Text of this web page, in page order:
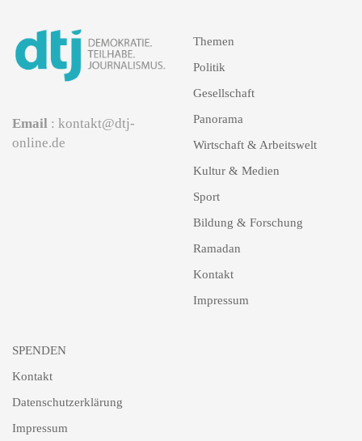
Email : kontakt@dtj-
online.de
Themen
Politik
Gesellschaft
Panorama
Wirtschaft & Arbeitswelt
Kultur & Medien
Sport
Bildung & Forschung
Ramadan
Kontakt
Impressum
SPENDEN
Kontakt
Datenschutzerklärung
Impressum